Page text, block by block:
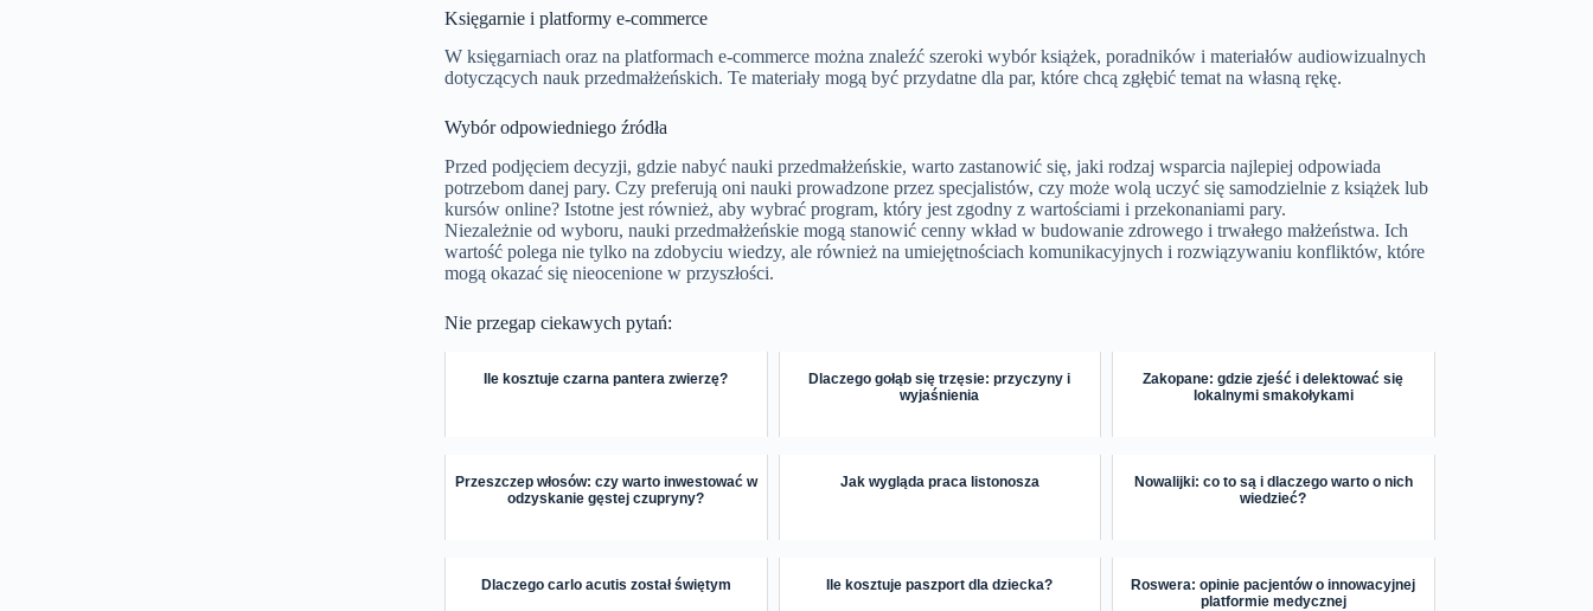
Księgarnie i platformy e-commerce
W księgarniach oraz na platformach e-commerce można znaleźć szeroki wybór książek, poradników i materiałów audiowizualnych
dotyczących nauk przedmałżeńskich. Te materiały mogą być przydatne dla par, które chcą zgłębić temat na własną rękę.
Wybór odpowiedniego źródła
Przed podjęciem decyzji, gdzie nabyć nauki przedmałżeńskie, warto zastanowić się, jaki rodzaj wsparcia najlepiej odpowiada
potrzebom danej pary. Czy preferują oni nauki prowadzone przez specjalistów, czy może wolą uczyć się samodzielnie z książek lub
kursów online? Istotne jest również, aby wybrać program, który jest zgodny z wartościami i przekonaniami pary.
Niezależnie od wyboru, nauki przedmałżeńskie mogą stanowić cenny wkład w budowanie zdrowego i trwałego małżeństwa. Ich
wartość polega nie tylko na zdobyciu wiedzy, ale również na umiejętnościach komunikacyjnych i rozwiązywaniu konfliktów, które
mogą okazać się nieocenione w przyszłości.
Nie przegap ciekawych pytań:
Ile kosztuje czarna pantera zwierzę?
Dlaczego gołąb się trzęsie: przyczyny i
wyjaśnienia
Zakopane: gdzie zjeść i delektować się
lokalnymi smakołykami
Przeszczep włosów: czy warto inwestować w
odzyskanie gęstej czupryny?
Jak wygląda praca listonosza
Nowalijki: co to są i dlaczego warto o nich
wiedzieć?
Dlaczego carlo acutis został świętym Ile kosztuje paszport dla dziecka?
Roswera: opinie pacjentów o innowacyjnej
platformie medycznej